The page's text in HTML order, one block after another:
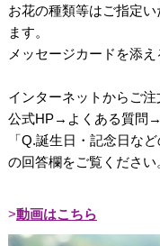
お花の種類等はご指定
ます。
メッセージカードを添え
インターネットからご注
公式HP→よくある質問
「Q.誕生日・記念日な
の回答欄をご覧ください
動画はこちら